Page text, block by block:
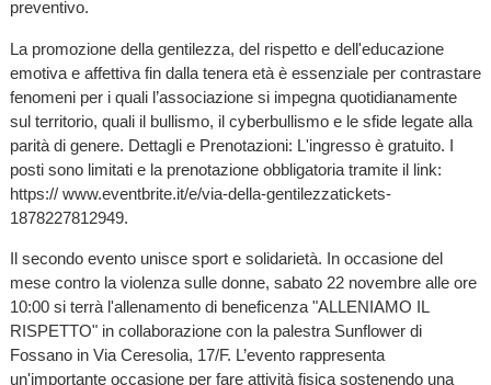
preventivo.
La promozione della gentilezza, del rispetto e dell'educazione
emotiva e affettiva fin dalla tenera età è essenziale per contrastare
fenomeni per i quali l’associazione si impegna quotidianamente
sul territorio, quali il bullismo, il cyberbullismo e le sfide legate alla
parità di genere. Dettagli e Prenotazioni: L'ingresso è gratuito. I
posti sono limitati e la prenotazione obbligatoria tramite il link:
https:// www.eventbrite.it/e/via-della-gentilezzatickets-
1878227812949.
Il secondo evento unisce sport e solidarietà. In occasione del
mese contro la violenza sulle donne, sabato 22 novembre alle ore
10:00 si terrà l'allenamento di beneficenza "ALLENIAMO IL
RISPETTO" in collaborazione con la palestra Sunflower di
Fossano in Via Ceresolia, 17/F. L’evento rappresenta
un'importante occasione per fare attività fisica sostenendo una